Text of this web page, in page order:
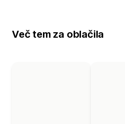
Več tem za oblačila